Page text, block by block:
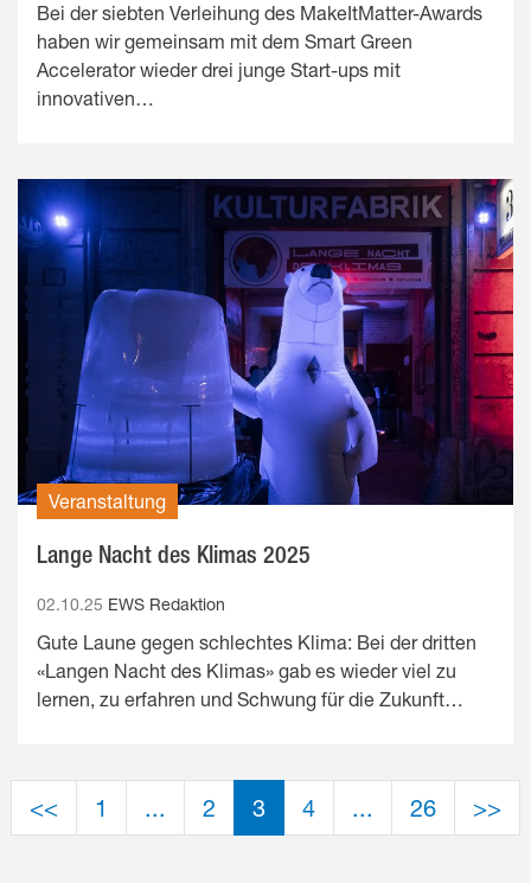
Bei der siebten Verleihung des MakeItMatter-Awards
haben wir gemeinsam mit dem Smart Green
Accelerator wieder drei junge Start-ups mit
innovativen…
Veranstaltung
Lange Nacht des Klimas 2025
02.10.25 EWS Redaktion
Gute Laune gegen schlechtes Klima: Bei der dritten
«Langen Nacht des Klimas» gab es wieder viel zu
lernen, zu erfahren und Schwung für die Zukunft…
<< 1 ... 2 3(aktiv)
4 ... 26 >>